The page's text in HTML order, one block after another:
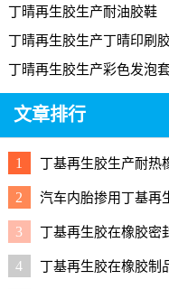
丁晴再生胶生产耐油胶鞋
丁晴再生胶生产丁晴印刷
丁晴再生胶生产彩色发泡
文章排行
1 丁基再生胶生产耐热
2 汽车内胎掺用丁基再
3 丁基再生胶在橡胶密
4 丁基再生胶在橡胶制